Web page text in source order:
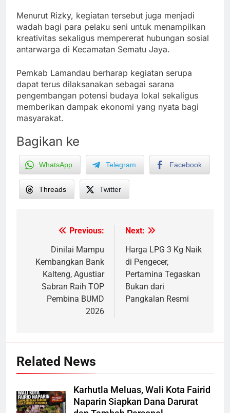
Menurut Rizky, kegiatan tersebut juga menjadi
wadah bagi para pelaku seni untuk menampilkan
kreativitas sekaligus mempererat hubungan sosial
antarwarga di Kecamatan Sematu Jaya.
Pemkab Lamandau berharap kegiatan serupa
dapat terus dilaksanakan sebagai sarana
pengembangan potensi budaya lokal sekaligus
memberikan dampak ekonomi yang nyata bagi
masyarakat.
Bagikan ke
WhatsApp Telegram Facebook
Threads Twitter
navigation
Previous:
Dinilai Mampu
Kembangkan Bank
Kalteng, Agustiar
Sabran Raih TOP
Pembina BUMD
2026
Next:
Harga LPG 3 Kg Naik
di Pengecer,
Pertamina Tegaskan
Bukan dari
Pangkalan Resmi
Related News
Karhutla Meluas, Wali Kota Fairid
Naparin Siapkan Dana Darurat